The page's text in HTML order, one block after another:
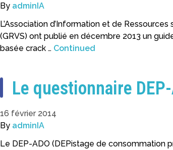
By adminIA
L’Association d’Information et de
(GRVS) ont publié en décembre 2013 un
basée crack … Continued
Le questionnaire
16 février 2014
By adminIA
Le DEP-ADO (DEPistage de consommation